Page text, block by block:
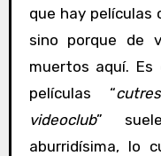
que hay películas
sino porque de
muertos aquí.
películas “
videoclub”
aburridísima, lo